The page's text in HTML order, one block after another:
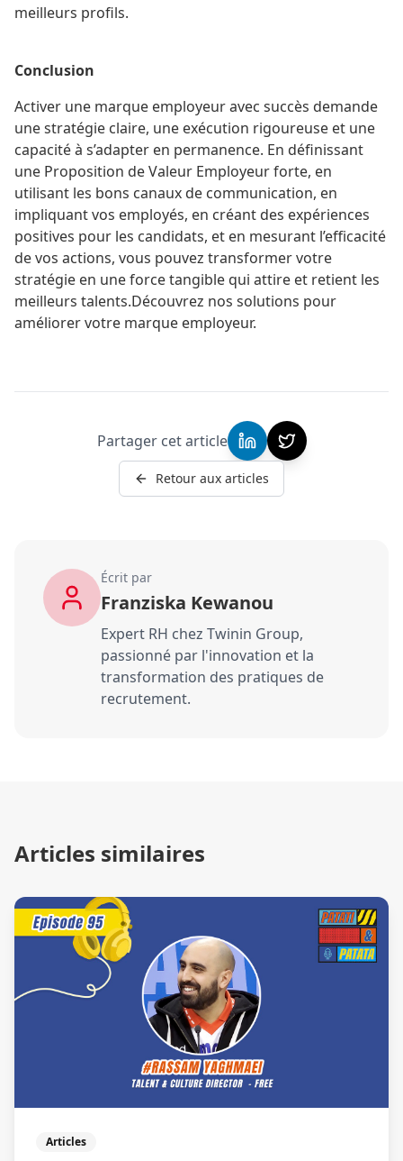
meilleurs profils​.
Conclusion
Activer une marque employeur avec succès demande
une stratégie claire, une exécution rigoureuse et une
capacité à s’adapter en permanence. En définissant
une Proposition de Valeur Employeur forte, en
utilisant les bons canaux de communication, en
impliquant vos employés, en créant des expériences
positives pour les candidats, et en mesurant l’efficacité
de vos actions, vous pouvez transformer votre
stratégie en une force tangible qui attire et retient les
meilleurs talents.Découvrez nos solutions pour
améliorer votre marque employeur.
Partager cet article
Retour aux articles
Écrit par
Franziska Kewanou
Expert RH chez Twinin Group,
passionné par l'innovation et la
transformation des pratiques de
recrutement.
Articles similaires
Articles